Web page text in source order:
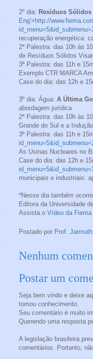
2º dia: Resíduos
Eng'>http://
recuperação energética:
2ª Palestra: das 10h às
de Resíduos Sólidos
3ª Palestra: das 11h e
Exemplo CTR MARCA
Case do dia: das 12h e
3º dia: Água: A Última
abordagem jurídica
2ª Palestra: das 10h às
Grande do Sul e a
3ª Palestra: das 11h e
As Usinas Nucleares no
Case do dia: das 12h e
municipais e industriais:
*Nesse dia também
Editora da Universidade
Assista o Vídeo da
Postado por Prof.
Nenhum
Postar um
Seja bem vindo e deixe
tomou conhecimento.
Seu comentário é muito
Querendo uma resposta
A legislação brasileira
comentários. Portanto,